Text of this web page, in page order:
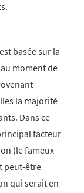
basée sur la
moment de
la majorité
Dans ce
facteur
(le fameux
peut-être
qui serait en